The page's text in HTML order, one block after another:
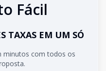
Fácil
TAXAS EM UM SÓ
minutos com todos os